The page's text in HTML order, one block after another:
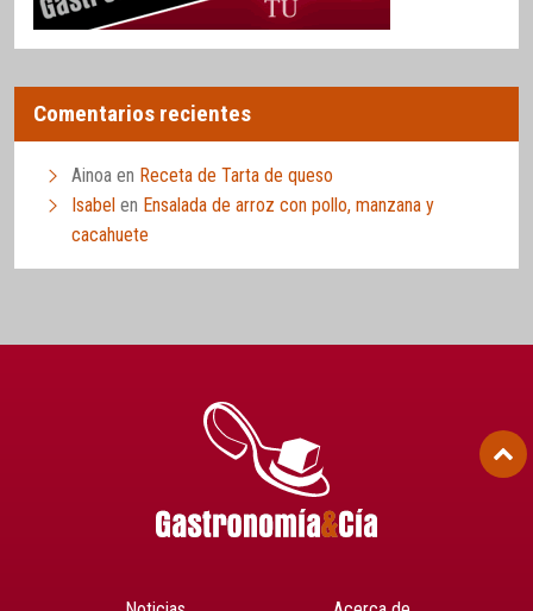
Comentarios recientes
Ainoa en Receta de Tarta de queso
Isabel en Ensalada de arroz con pollo, manzana y
cacahuete